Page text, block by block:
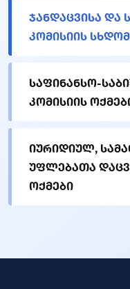
ჯანდაცვისა და
კომისიის
საფინანსო-
კომისიის
იურიდიულ,
უფლებათა
ოქმები